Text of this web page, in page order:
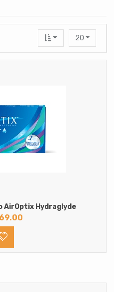
20
AirOptix Hydraglyde